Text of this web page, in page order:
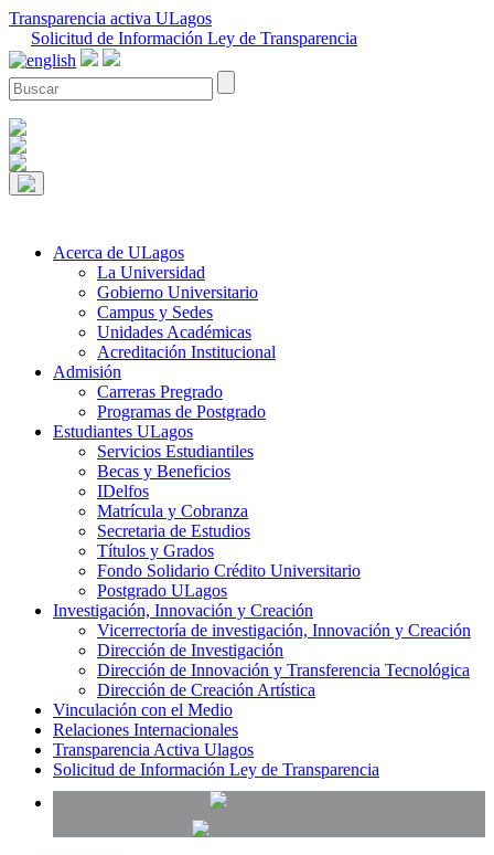
Transparencia activa ULagos
Solicitud de Información Ley de Transparencia
Acerca de ULagos
La Universidad
Gobierno Universitario
Campus y Sedes
Unidades Académicas
Acreditación Institucional
Admisión
Carreras Pregrado
Programas de Postgrado
Estudiantes ULagos
Servicios Estudiantiles
Becas y Beneficios
IDelfos
Matrícula y Cobranza
Secretaria de Estudios
Títulos y Grados
Fondo Solidario Crédito Universitario
Postgrado ULagos
Investigación, Innovación y Creación
Vicerrectoría de investigación, Innovación y Creación
Dirección de Investigación
Dirección de Innovación y Transferencia Tecnológica
Dirección de Creación Artística
Vinculación con el Medio
Relaciones Internacionales
Transparencia Activa Ulagos
Solicitud de Información Ley de Transparencia